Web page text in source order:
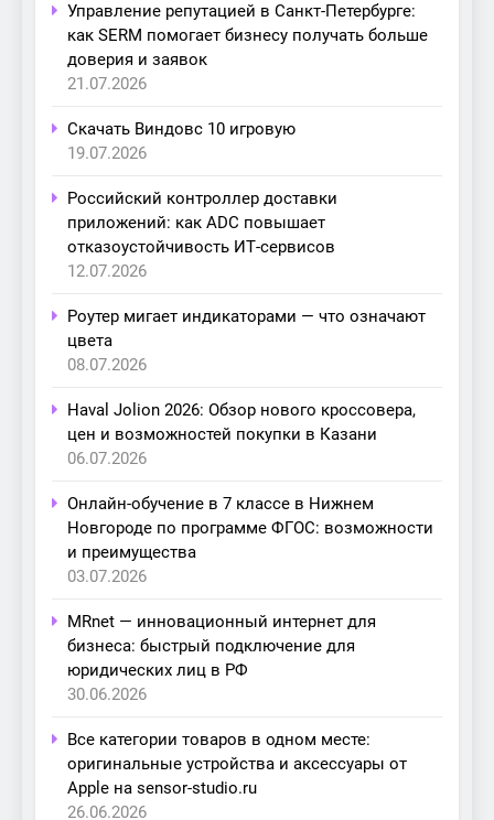
Управление репутацией в Санкт-Петербурге:
как SERM помогает бизнесу получать больше
доверия и заявок
21.07.2026
Скачать Виндовс 10 игровую
19.07.2026
Российский контроллер доставки
приложений: как ADC повышает
отказоустойчивость ИТ-сервисов
12.07.2026
Роутер мигает индикаторами — что означают
цвета
08.07.2026
Haval Jolion 2026: Обзор нового кроссовера,
цен и возможностей покупки в Казани
06.07.2026
Онлайн-обучение в 7 классе в Нижнем
Новгороде по программе ФГОС: возможности
и преимущества
03.07.2026
MRnet — инновационный интернет для
бизнеса: быстрый подключение для
юридических лиц в РФ
30.06.2026
Все категории товаров в одном месте:
оригинальные устройства и аксессуары от
Apple на sensor-studio.ru
26.06.2026